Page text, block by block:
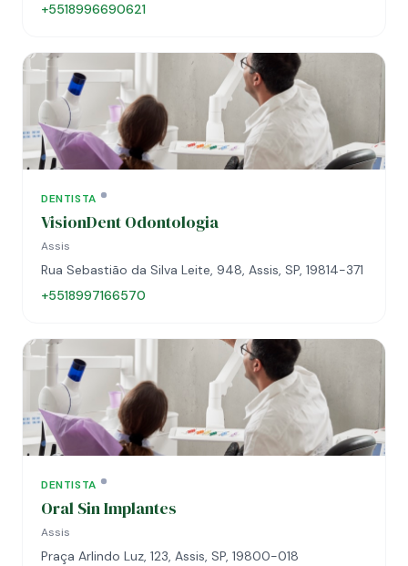
+5518996690621
DENTISTA
VisionDent Odontologia
Assis
Rua Sebastião da Silva Leite, 948, Assis, SP, 19814-371
+5518997166570
DENTISTA
Oral Sin Implantes
Assis
Praça Arlindo Luz, 123, Assis, SP, 19800-018